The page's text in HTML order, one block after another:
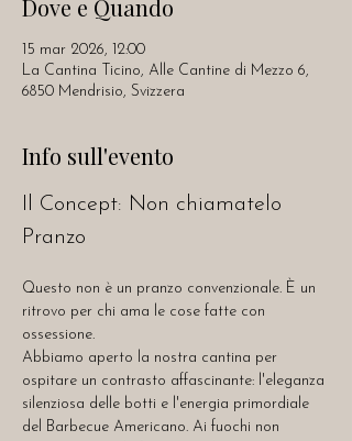
Dove e Quando
15 mar 2026, 12:00
La Cantina Ticino, Alle Cantine di Mezzo 6,
6850 Mendrisio, Svizzera
Info sull'evento
Il Concept: Non chiamatelo
Pranzo
Questo non è un pranzo convenzionale. È un
ritrovo per chi ama le cose fatte con
ossessione.
Abbiamo aperto la nostra cantina per
ospitare un contrasto affascinante: l'eleganza
silenziosa delle botti e l'energia primordiale
del Barbecue Americano. Ai fuochi non